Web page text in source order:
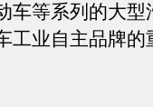
车等系列的大型
工业自主品牌的